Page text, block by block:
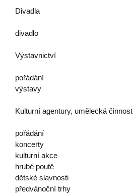
Divadla
divadlo
Výstavnictví
pořádání
výstavy
Kulturní agentury, umělecká činnost
pořádání
koncerty
kulturní akce
hrubé poutě
dětské slavnosti
předvánoční trhy